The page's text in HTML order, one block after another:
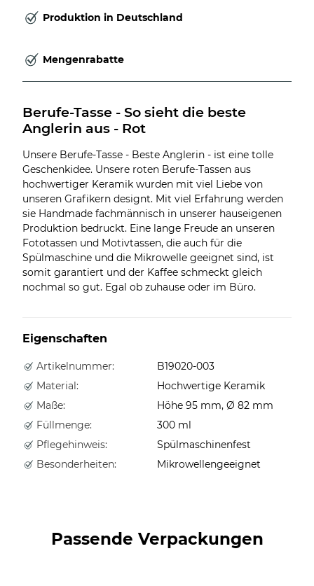
Produktion in Deutschland
Mengenrabatte
Berufe-Tasse - So sieht die beste
Anglerin aus - Rot
Unsere Berufe-Tasse - Beste Anglerin - ist eine tolle
Geschenkidee. Unsere roten Berufe-Tassen aus
hochwertiger Keramik wurden mit viel Liebe von
unseren Grafikern designt. Mit viel Erfahrung werden
sie Handmade fachmännisch in unserer hauseigenen
Produktion bedruckt. Eine lange Freude an unseren
Fototassen und Motivtassen, die auch für die
Spülmaschine und die Mikrowelle geeignet sind, ist
somit garantiert und der Kaffee schmeckt gleich
nochmal so gut. Egal ob zuhause oder im Büro.
Eigenschaften
Artikelnummer:
B19020-003
Material:
Hochwertige Keramik
Maße:
Höhe 95 mm, Ø 82 mm
Füllmenge:
300 ml
Pflegehinweis:
Spülmaschinenfest
Besonderheiten:
Mikrowellengeeignet
Passende Verpackungen